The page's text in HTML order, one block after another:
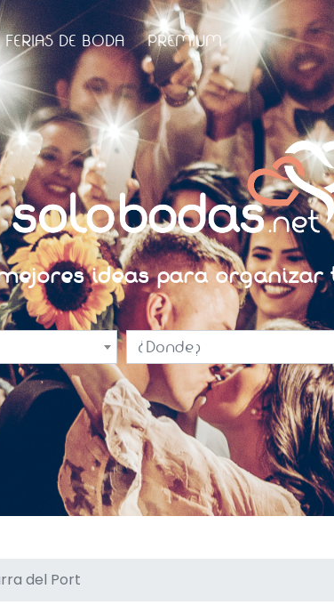
FERIAS DE BODA PREMIUM
ideas para organizar
¿Donde?
del Port